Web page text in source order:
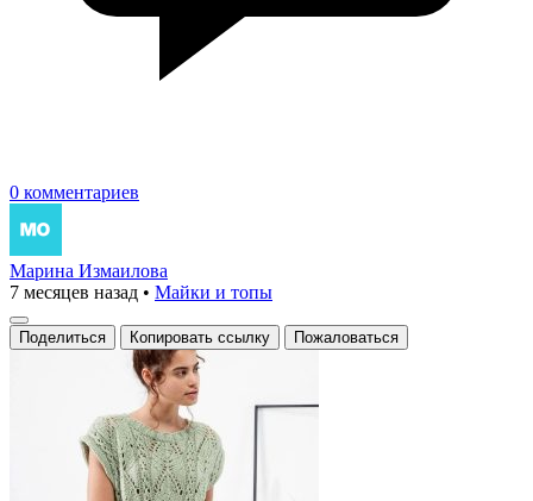
0 комментариев
Марина Измаилова
7 месяцев назад • Майки и топы
Поделиться Копировать ссылку Пожаловаться